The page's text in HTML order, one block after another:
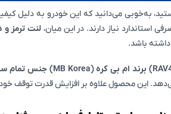
به‌خوبی می‌دانید که این خودرو به
استاندارد نیاز دارند. در این میان،لنت ترمز و
باشد.
این محصول علاوه بر افزایش قدرت